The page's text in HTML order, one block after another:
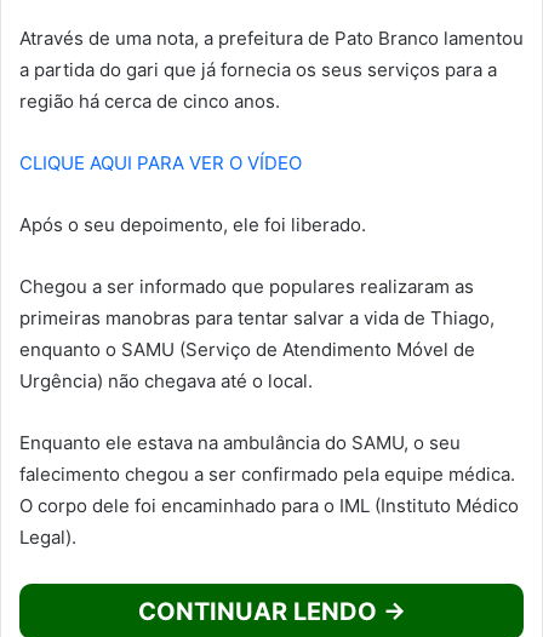
Através de uma nota, a prefeitura de Pato Branco lamentou
a partida do gari que já fornecia os seus serviços para a
região há cerca de cinco anos.
CLIQUE AQUI PARA VER O VÍDEO
Após o seu depoimento, ele foi liberado.
Chegou a ser informado que populares realizaram as
primeiras manobras para tentar salvar a vida de Thiago,
enquanto o SAMU (Serviço de Atendimento Móvel de
Urgência) não chegava até o local.
Enquanto ele estava na ambulância do SAMU, o seu
falecimento chegou a ser confirmado pela equipe médica.
O corpo dele foi encaminhado para o IML (Instituto Médico
Legal).
CONTINUAR LENDO →